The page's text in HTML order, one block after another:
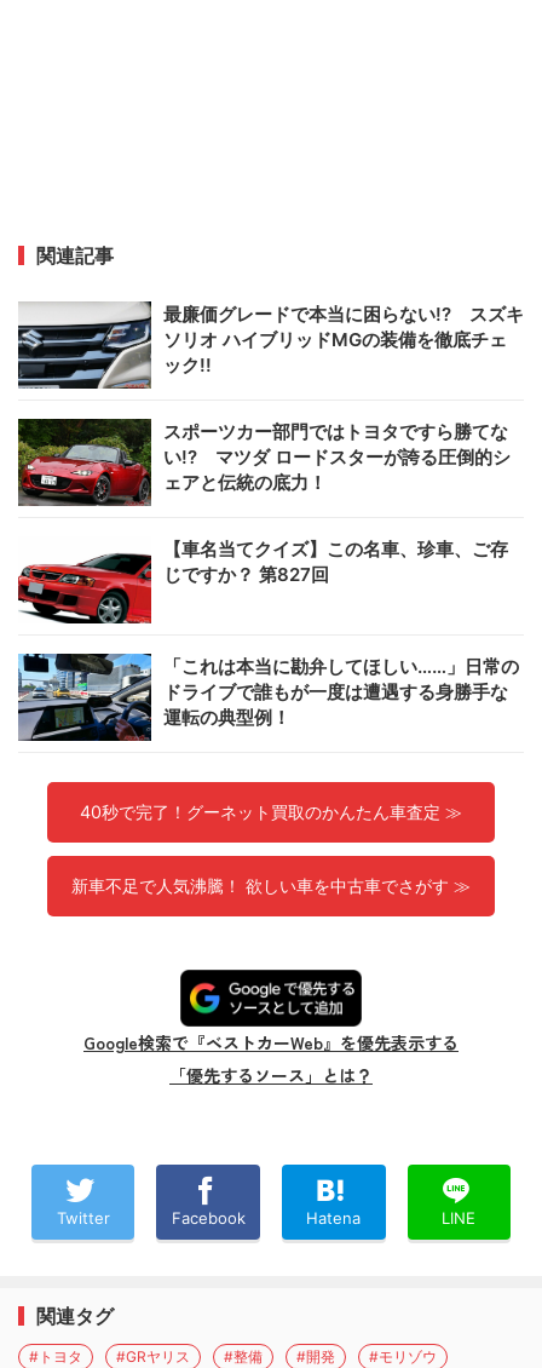
関連記事
最廉価グレードで本当に困らない!? スズキ
ソリオ ハイブリッドMGの装備を徹底チェ
ック!!
スポーツカー部門ではトヨタですら勝てな
い!? マツダ ロードスターが誇る圧倒的シ
ェアと伝統の底力！
【車名当てクイズ】この名車、珍車、ご存
じですか？ 第827回
「これは本当に勘弁してほしい……」日常の
ドライブで誰もが一度は遭遇する身勝手な
運転の典型例！
40秒で完了！グーネット買取のかんたん車査定 ≫
新車不足で人気沸騰！ 欲しい車を中古車でさがす ≫
Google検索で『ベストカーWeb』を優先表示する
「優先するソース」とは？
Twitter Facebook Hatena LINE
関連タグ
#トヨタ #GRヤリス #整備 #開発 #モリゾウ